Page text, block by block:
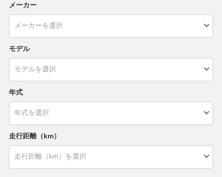
メーカー
モデル
年式
走行距離（km）